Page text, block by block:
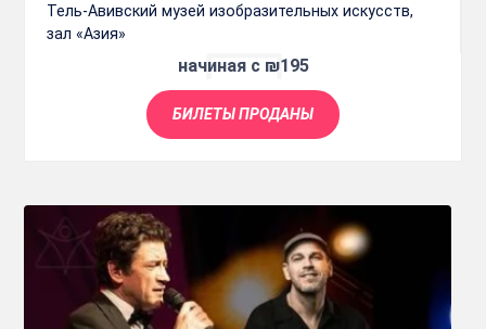
Тель-Авивский музей изобразительных искусств,
зал «Азия»
начиная с ₪195
БИЛЕТЫ ПРОДАНЫ